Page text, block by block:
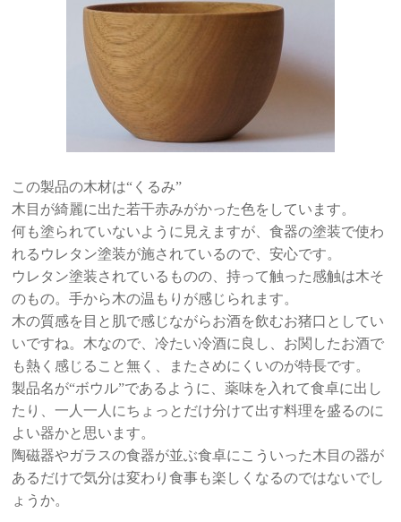
この製品の木材は“くるみ”
木目が綺麗に出た若干赤みがかった色をしています。
何も塗られていないように見えますが、食器の塗装で使わ
れるウレタン塗装が施されているので、安心です。
ウレタン塗装されているものの、持って触った感触は木そ
のもの。手から木の温もりが感じられます。
木の質感を目と肌で感じながらお酒を飲むお猪口としてい
いですね。木なので、冷たい冷酒に良し、お関したお酒で
も熱く感じること無く、またさめにくいのが特長です。
製品名が“ボウル”であるように、薬味を入れて食卓に出し
たり、一人一人にちょっとだけ分けて出す料理を盛るのに
よい器かと思います。
陶磁器やガラスの食器が並ぶ食卓にこういった木目の器が
あるだけで気分は変わり食事も楽しくなるのではないでし
ょうか。